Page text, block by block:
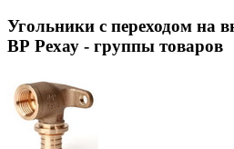
Угольники с переходом на
ВР Рехау - группы товаров